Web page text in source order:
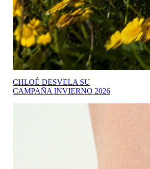
CHLOÉ DESVELA SU
CAMPAÑA INVIERNO 2026